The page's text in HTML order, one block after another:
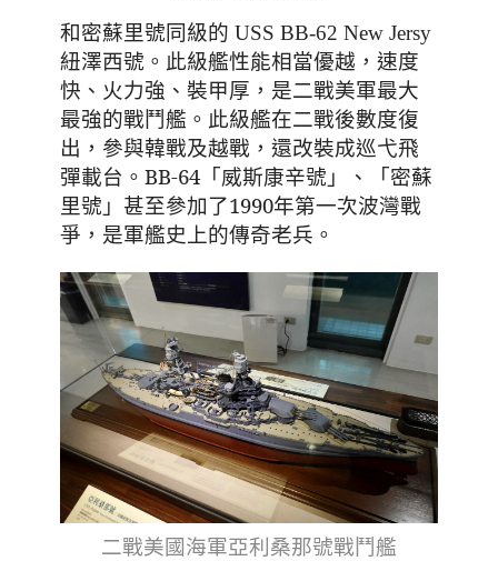
和密蘇里號同級的 USS BB-62 New Jersy
紐澤西號。 此級艦性能相當優越，速度
快、火力強、裝甲厚，是二戰美軍最大
最強的戰鬥艦。此級艦在二戰後數度復
出，參與韓戰及越戰，還改裝成巡弋飛
彈載台。BB-64「威斯康辛號」、「密蘇
里號」甚至參加了1990年第一次波灣戰
爭，是軍艦史上的傳奇老兵。
二戰美國海軍亞利桑那號戰鬥艦